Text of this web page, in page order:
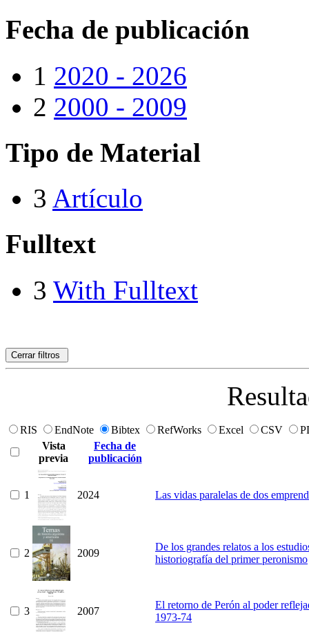
Fecha de publicación
1 2020 - 2026
2 2000 - 2009
Tipo de Material
3 Artículo
Fulltext
3 With Fulltext
Cerrar filtros
RIS EndNote Bibtex RefWorks Excel CSV
Vista
previa
Fecha de
publicación
1 2024 Las vidas paralelas de dos
2 2009
De los grandes relatos a los
historiografía del primer peronismo
3 2007
El retorno de Perón al poder
1973-74